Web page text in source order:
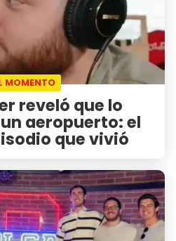
MOMENTO
reveló que lo
aeropuerto: el
que vivió